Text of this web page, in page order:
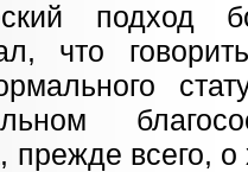
подход
что
прежде всего,